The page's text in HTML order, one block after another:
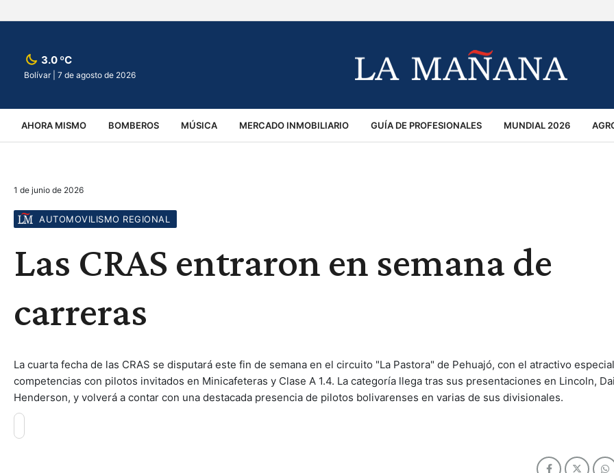
3.0 ºC
Bolívar | 7 de agosto de 2026
AHORA MISMO BOMBEROS MÚSICA MERCADO INMOBILIARIO GUÍA DE PROFESIONALES MUNDIAL 2026
VIRALES ACCIDENTES
1 de junio de 2026
AUTOMOVILISMO REGIONAL
Las CRAS entraron en semana de
carreras
La cuarta fecha de las CRAS se disputará este fin de semana en el circuito "La Pastora" de Pehuajó, con el atractivo
competencias con pilotos invitados en Minicafeteras y Clase A 1.4. La categoría llega tras sus presentaciones en Lincoln,
Henderson, y volverá a contar con una destacada presencia de pilotos bolivarenses en varias de sus divisionales.